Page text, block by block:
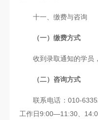
十一、缴费与咨询
（一）缴费方式
收到录取通知的学员
（二）咨询方式
联系电话：010-
工作日9:00—11:30、